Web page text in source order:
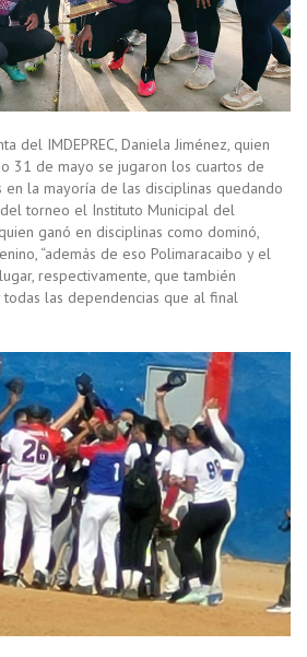
del IMDEPREC, Daniela Jiménez, quien
31 de mayo se jugaron los cuartos de
la mayoría de las disciplinas quedando
torneo el Instituto Municipal del
ganó en disciplinas como dominó,
“además de eso Polimaracaibo y el
respectivamente, que también
las dependencias que al final